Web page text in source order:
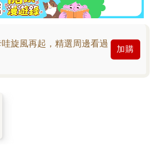
旋風再起，精選周邊看過
加購